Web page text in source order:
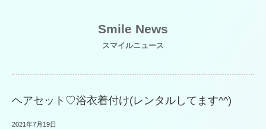
Smile News
スマイルニュース
ヘアセット♡浴衣着付け(レンタルしてます^^)
2021年7月19日